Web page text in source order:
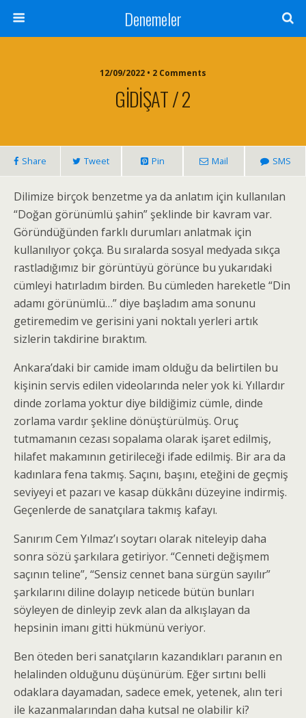
Denemeler
12/09/2022 • 2 Comments
GİDİŞAT / 2
Share Tweet Pin Mail SMS
Dilimize birçok benzetme ya da anlatım için kullanılan
“Doğan görünümlü şahin” şeklinde bir kavram var.
Göründüğünden farklı durumları anlatmak için
kullanılıyor çokça. Bu sıralarda sosyal medyada sıkça
rastladığımız bir görüntüyü görünce bu yukarıdaki
cümleyi hatırladım birden. Bu cümleden hareketle “Din
adamı görünümlü…” diye başladım ama sonunu
getiremedim ve gerisini yani noktalı yerleri artık
sizlerin takdirine bıraktım.
Ankara’daki bir camide imam olduğu da belirtilen bu
kişinin servis edilen videolarında neler yok ki. Yıllardır
dinde zorlama yoktur diye bildiğimiz cümle, dinde
zorlama vardır şekline dönüştürülmüş. Oruç
tutmamanın cezası sopalama olarak işaret edilmiş,
hilafet makamının getirileceği ifade edilmiş. Bir ara da
kadınlara fena takmış. Saçını, başını, eteğini de geçmiş
seviyeyi et pazarı ve kasap dükkânı düzeyine indirmiş.
Geçenlerde de sanatçılara takmış kafayı.
Sanırım Cem Yılmaz’ı soytarı olarak niteleyip daha
sonra sözü şarkılara getiriyor. “Cenneti değişmem
saçının teline”, “Sensiz cennet bana sürgün sayılır”
şarkılarını diline dolayıp neticede bütün bunları
söyleyen de dinleyip zevk alan da alkışlayan da
hepsinin imanı gitti hükmünü veriyor.
Ben öteden beri sanatçıların kazandıkları paranın en
helalinden olduğunu düşünürüm. Eğer sırtını belli
odaklara dayamadan, sadece emek, yetenek, alın teri
ile kazanmalarından daha kutsal ne olabilir ki?